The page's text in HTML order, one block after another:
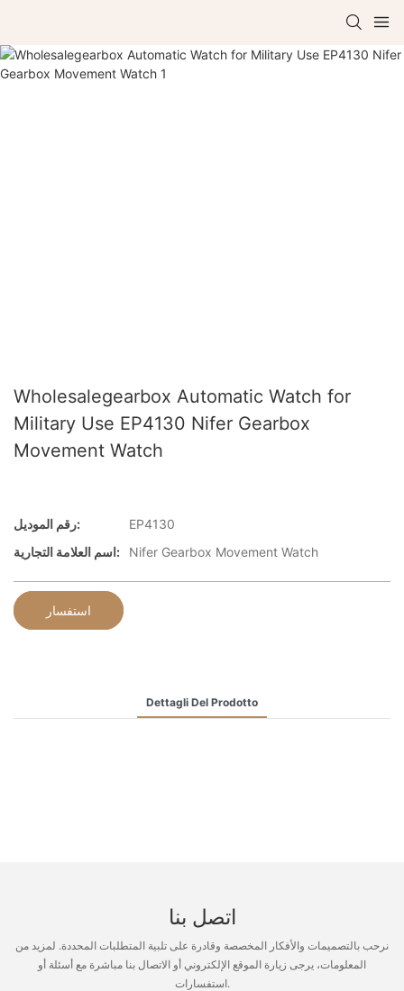
Wholesalegearbox Automatic Watch for
Military Use EP4130 Nifer Gearbox
Movement Watch
رقم الموديل:
EP4130
اسم العلامة التجارية:
Nifer Gearbox Movement Watch
استفسار
Dettagli Del Prodotto
اتصل بنا
نرحب بالتصميمات والأفكار المخصصة وقادرة على تلبية المتطلبات المحددة. لمزيد من
المعلومات، يرجى زيارة الموقع الإلكتروني أو الاتصال بنا مباشرة مع أسئلة أو
استفسارات.